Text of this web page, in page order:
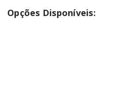
Opções Disponíveis: